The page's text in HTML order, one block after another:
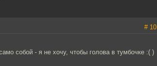
# 10
собой - я не хочу, чтобы голова в тумбочке :( )